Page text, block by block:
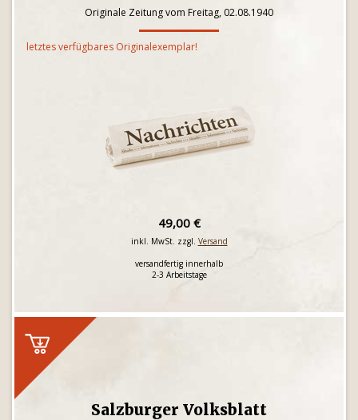
Originale Zeitung vom Freitag, 02.08.1940
letztes verfügbares Originalexemplar!
49,00 €
inkl. MwSt. zzgl. Versand
versandfertig innerhalb
2-3 Arbeitstage
Salzburger Volksblatt